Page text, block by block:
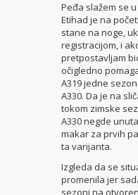
Peđa slažem se
Etihad je na
stane na noge,
registracijom, i
pretpostavljam
očigledno
A319 jedne
A330. Da je na
tokom zimske
A330 negde
makar za prvih
ta varijanta.
Izgleda da se
promenila jer
sezoni na